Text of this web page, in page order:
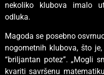
nekoliko klubova imalo
odluka.
Magoda se posebno
nogometnih klubova, što
“briljantan potez”. „Mogli
kvariti savršenu